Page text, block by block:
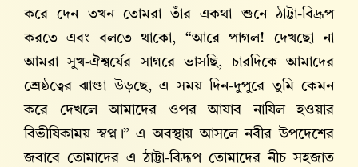
করে দেন তখন তোমরা তাঁর একথা শুনে ঠাট্টা-বিদ্রূপ
করতে এবং বলতে থাকো, “আরে পাগল! দেখছো না
আমরা সুখ-ঐশ্বর্যের সাগরে ভাসছি, চারদিকে আমাদের
শ্রেষ্ঠত্বের ঝাণ্ডা উড়ছে, এ সময় দিন-দুপুরে তুমি কেমন
করে দেখলে আমাদের ওপর আযাব নাযিল হওয়ার
বিভীষিকাময় স্বপ্ন।” এ অবস্থায় আসলে নবীর উপদেশের
জবাবে তোমাদের এ ঠাট্টা-বিদ্রূপ তোমাদের নীচ সহজাত